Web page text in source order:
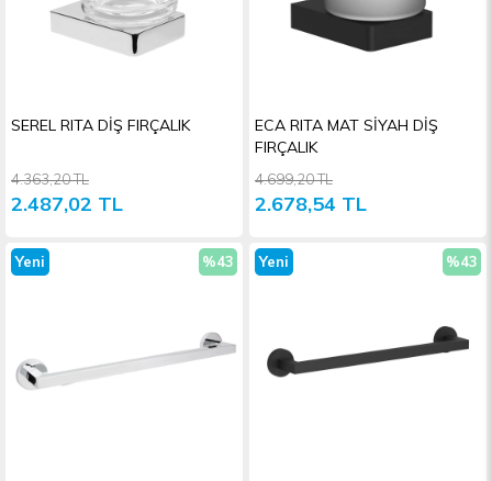
SEREL RITA DİŞ FIRÇALIK
2.487,02 TL
4.363,20 TL
ECA RITA MAT SİYAH DİŞ
FIRÇALIK
2.678,54 TL
4.699,20 TL
%43
Yeni
%43
Yeni